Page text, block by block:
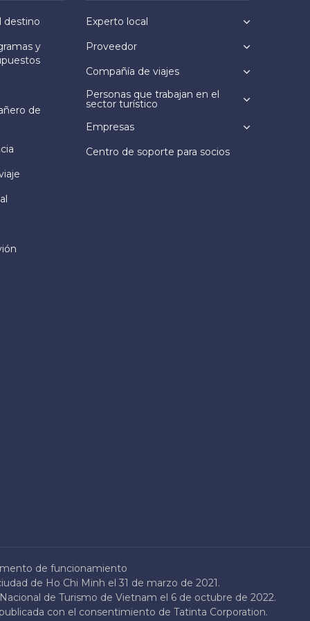
destino
y
de
Experto local
Proveedor
Compañía de viajes
Personas que trabajan en el
sector turístico
Empresas
Centro de soporte para socios
de funcionamiento
de Ho Chi Minh el 31 de marzo de 2021.
de Turismo de Vietnam el 6 de octubre de 2022.
con el consentimiento de Tatinta Corporation.